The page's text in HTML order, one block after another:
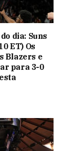
dia: Suns
ET) Os
Blazers e
para 3-0